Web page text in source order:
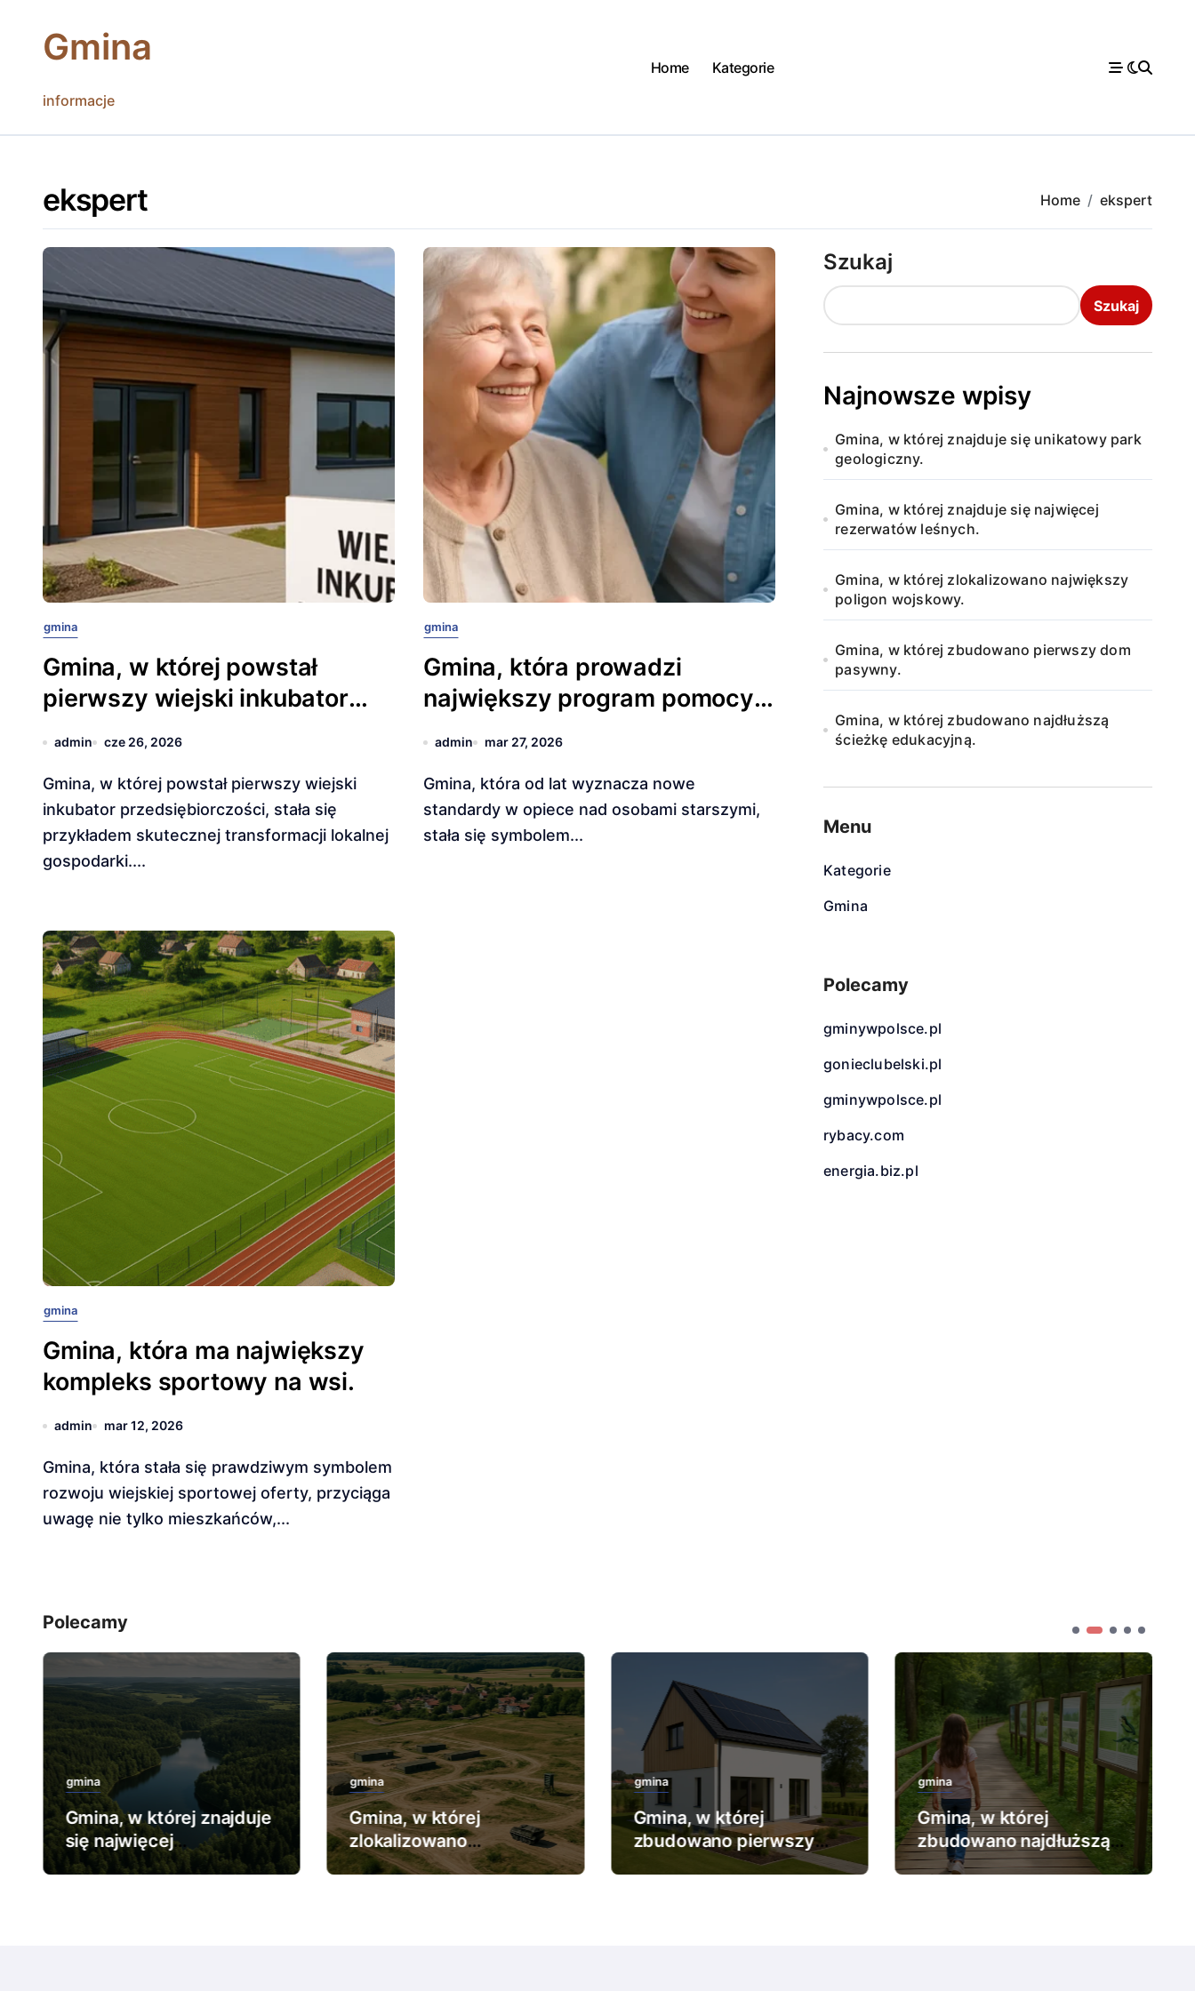
contentGmina
informacje
Home Kategorie
ekspert Home ekspert
gmina
Gmina, w której powstał
pierwszy wiejski inkubator
przedsiębiorczości.
admin cze 26, 2026
Gmina, w której powstał pierwszy wiejski
inkubator przedsiębiorczości, stała się
przykładem skutecznej transformacji lokalnej
gospodarki....
gmina
Gmina, która prowadzi
największy program pomocy
seniorom.
admin mar 27, 2026
Gmina, która od lat wyznacza nowe
standardy w opiece nad osobami starszymi,
stała się symbolem...
gmina
Gmina, która ma największy
kompleks sportowy na wsi.
admin mar 12, 2026
Gmina, która stała się prawdziwym symbolem
rozwoju wiejskiej sportowej oferty, przyciąga
uwagę nie tylko mieszkańców,...
Szukaj
Szukaj
Najnowsze wpisy
Gmina, w której znajduje się unikatowy park
geologiczny.
Gmina, w której znajduje się najwięcej
rezerwatów leśnych.
Gmina, w której zlokalizowano największy
poligon wojskowy.
Gmina, w której zbudowano pierwszy dom
pasywny.
Gmina, w której zbudowano najdłuższą
ścieżkę edukacyjną.
Menu
Kategorie
Gmina
Polecamy
gminywpolsce.pl
gonieclubelski.pl
gminywpolsce.pl
rybacy.com
energia.biz.pl
Polecamy
gmina
Gmina, w której znajduje
się najwięcej
rezerwatów leśnych.
gmina
Gmina, w której
zlokalizowano
największy poligon
gmina
Gmina, w której
zbudowano pierwszy
dom pasywny.
gmina
Gmina, w której
zbudowano najdłuższą
ścieżkę edukacyjną.